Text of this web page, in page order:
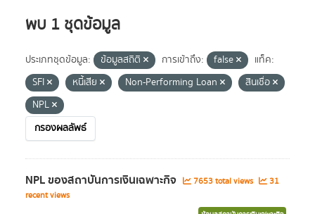
พบ 1 ชุดข้อมูล
ประเภทชุดข้อมูล: ข้อมูลสถิติ การเข้าถึง: false
แท็ค:
SFI
หนี้เสีย Non-Performing Loan
สินเชื่อ
NPL
กรองผลลัพธ์
NPL ของสถาบันการเงินเฉพาะกิจ 7653 total views
31
recent views